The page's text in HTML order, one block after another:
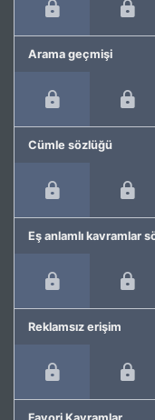
Arama geçmişi
Cümle sözlüğü
Eş anlamlı kavramlar
Reklamsız erişim